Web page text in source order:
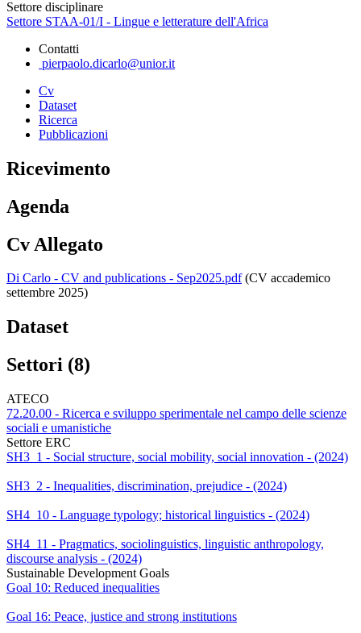
Settore disciplinare
Settore STAA-01/I - Lingue e letterature dell'Africa
Contatti
pierpaolo.dicarlo@unior.it
Cv
Dataset
Ricerca
Pubblicazioni
Ricevimento
Agenda
Cv Allegato
Di Carlo - CV and publications - Sep2025.pdf(CV accademico
settembre 2025)
Dataset
Settori (8)
ATECO
72.20.00 - Ricerca e sviluppo sperimentale nel campo delle scienze
sociali e umanistiche
Settore ERC
SH3_1 - Social structure, social mobility, social innovation - (2024)
SH3_2 - Inequalities, discrimination, prejudice - (2024)
SH4_10 - Language typology; historical linguistics - (2024)
SH4_11 - Pragmatics, sociolinguistics, linguistic anthropology,
discourse analysis - (2024)
Sustainable Development Goals
Goal 10: Reduced inequalities
Goal 16: Peace, justice and strong institutions